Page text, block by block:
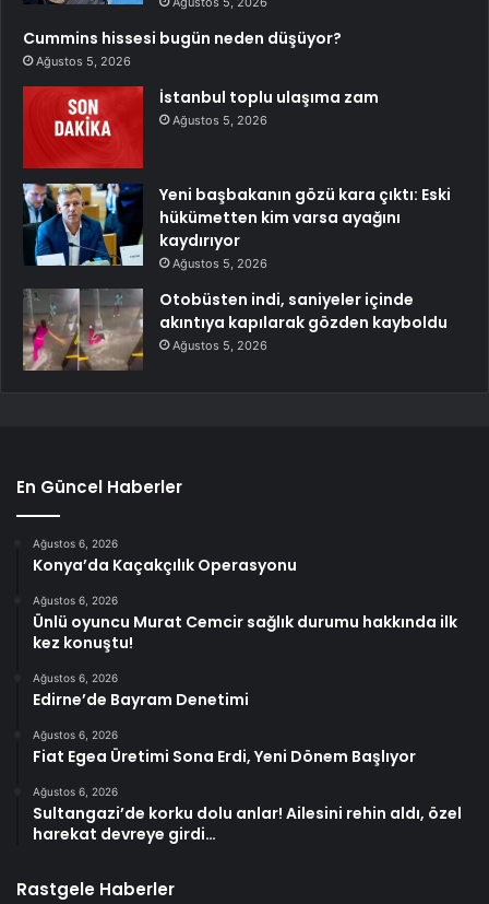
Cummins hissesi bugün neden düşüyor?
Ağustos 5, 2026
İstanbul toplu ulaşıma zam
Ağustos 5, 2026
Yeni başbakanın gözü kara çıktı: Eski
hükümetten kim varsa ayağını
kaydırıyor
Ağustos 5, 2026
Otobüsten indi, saniyeler içinde
akıntıya kapılarak gözden kayboldu
Ağustos 5, 2026
En Güncel Haberler
Ağustos 6, 2026
Konya’da Kaçakçılık Operasyonu
Ağustos 6, 2026
Ünlü oyuncu Murat Cemcir sağlık durumu hakkında ilk
kez konuştu!
Ağustos 6, 2026
Edirne’de Bayram Denetimi
Ağustos 6, 2026
Fiat Egea Üretimi Sona Erdi, Yeni Dönem Başlıyor
Ağustos 6, 2026
Sultangazi’de korku dolu anlar! Ailesini rehin aldı, özel
harekat devreye girdi…
Rastgele Haberler